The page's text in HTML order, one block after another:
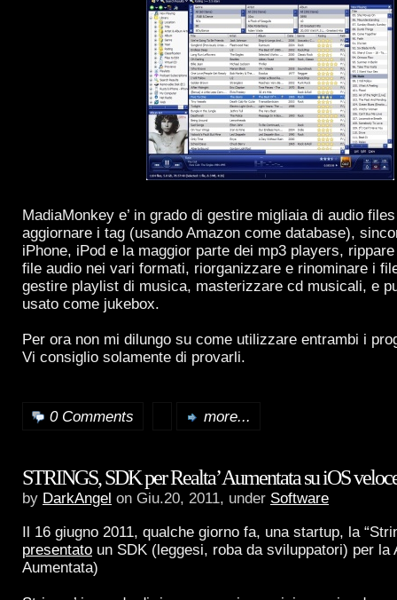
MadiaMonkey e’ in grado di gestire migliaia di audio
aggiornare i tag (usando Amazon come database),
iPhone, iPod e la maggior parte dei mp3 players,
file audio nei vari formati, riorganizzare e rinominare i
gestire playlist di musica, masterizzare cd musicali, e
usato come jukebox.
Per ora non mi dilungo su come utilizzare entrambi i
Vi consiglio solamente di provarli.
0 Comments more...
STRINGS, SDK per Realta’ Aumentata su iOS
by DarkAngel on Giu.20, 2011, under Software
Il 16 giugno 2011, qualche giorno fa, una startup, la
presentato un SDK (leggesi, roba da sviluppatori) per la
Aumentata)